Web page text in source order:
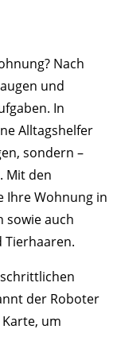
Nach
und
In
Alltagshelfer
sondern –
Mit den
Ihre Wohnung in
sowie auch
Tierhaaren.
der Roboter
um